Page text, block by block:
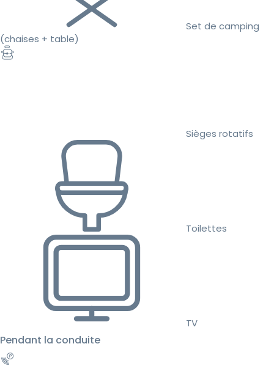
Set de camping
(chaises + table)
Sièges rotatifs
Toilettes
TV
Pendant la conduite